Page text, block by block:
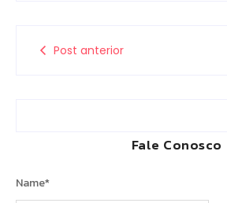
Post anterior
Fale Conosco
Name*